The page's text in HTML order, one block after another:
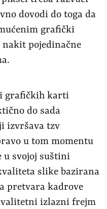
dovodi do toga da
grafički
pojedinačne
grafičkih karti
do sada
izvršava tzv
u tom momentu
u svojoj suštini
slike bazirana
pretvara kadrove
izlazni frejm